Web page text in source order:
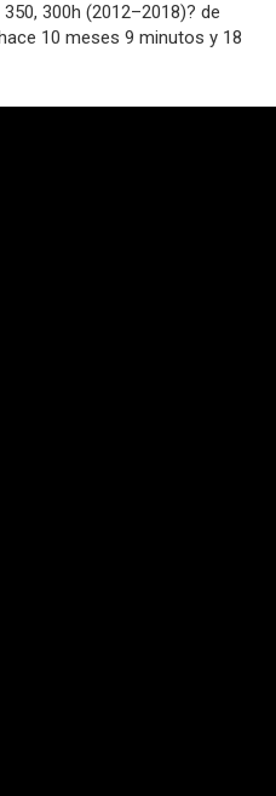
300h (2012–2018)? de
10 meses 9 minutos y 18